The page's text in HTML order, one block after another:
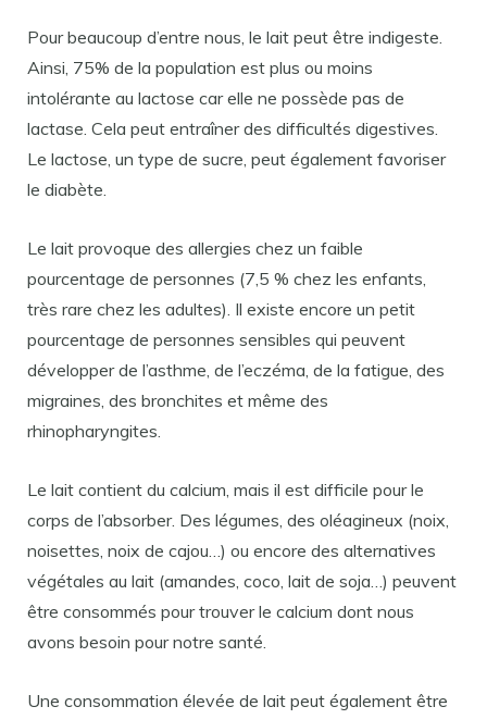
Pour beaucoup d’entre nous, le lait peut être indigeste.
Ainsi, 75% de la population est plus ou moins
intolérante au lactose car elle ne possède pas de
lactase. Cela peut entraîner des difficultés digestives.
Le lactose, un type de sucre, peut également favoriser
le diabète.
Le lait provoque des allergies chez un faible
pourcentage de personnes (7,5 % chez les enfants,
très rare chez les adultes). Il existe encore un petit
pourcentage de personnes sensibles qui peuvent
développer de l’asthme, de l’eczéma, de la fatigue, des
migraines, des bronchites et même des
rhinopharyngites.
Le lait contient du calcium, mais il est difficile pour le
corps de l’absorber. Des légumes, des oléagineux (noix,
noisettes, noix de cajou…) ou encore des alternatives
végétales au lait (amandes, coco, lait de soja…) peuvent
être consommés pour trouver le calcium dont nous
avons besoin pour notre santé.
Une consommation élevée de lait peut également être